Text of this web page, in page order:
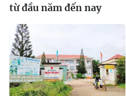
từ đầu năm đến nay